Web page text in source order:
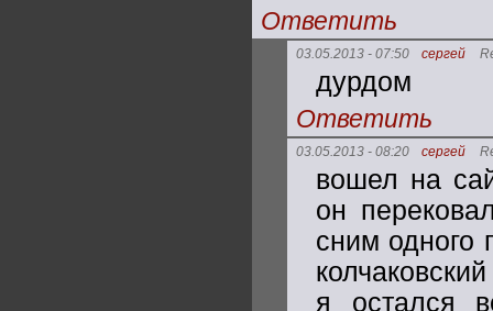
Ответить
03.05.2013 - 07:50 сергей
дурдом
Ответить
03.05.2013 - 08:20 сергей
вошел на
он
сним одного
я остался